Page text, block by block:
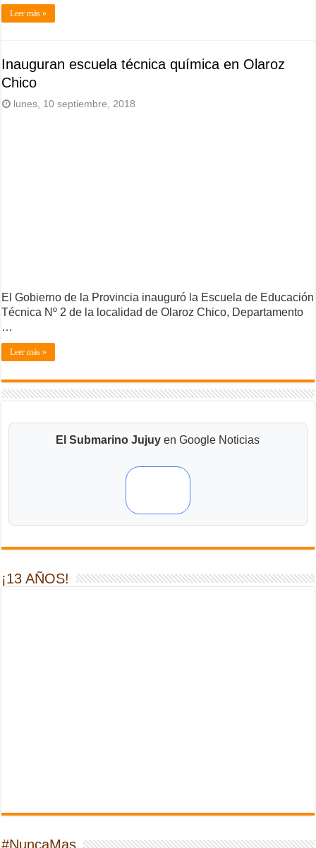
Leer más »
Inauguran escuela técnica química en Olaroz
Chico
lunes, 10 septiembre, 2018
El Gobierno de la Provincia inauguró la Escuela de Educación
Técnica Nº 2 de la localidad de Olaroz Chico, Departamento
…
Leer más »
El Submarino Jujuy en Google Noticias
¡13 AÑOS!
#NuncaMas